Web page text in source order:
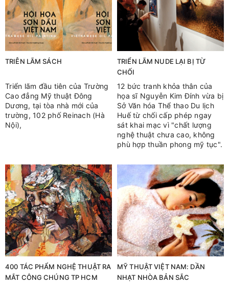
TRIỄN LÃM SÁCH
Triển lãm đầu tiên của Trường
Cao đẳng Mỹ thuật Đông
Dương, tại tòa nhà mới của
trường, 102 phố Reinach (Hà
Nội),
TRIỂN LÃM NUDE LẠI BỊ TỪ
CHỐI
12 bức tranh khỏa thân của
họa sĩ Nguyễn Kim Đính vừa bị
Sở Văn hóa Thể thao Du lịch
Huế từ chối cấp phép ngay
sát khai mạc vì "chất lượng
nghệ thuật chưa cao, không
phù hợp thuần phong mỹ tục".
400 TÁC PHẨM NGHỆ THUẬT RA
MẮT CÔNG CHÚNG TP HCM
MỸ THUẬT VIỆT NAM: DẦN
NHẠT NHÒA BẢN SẮC